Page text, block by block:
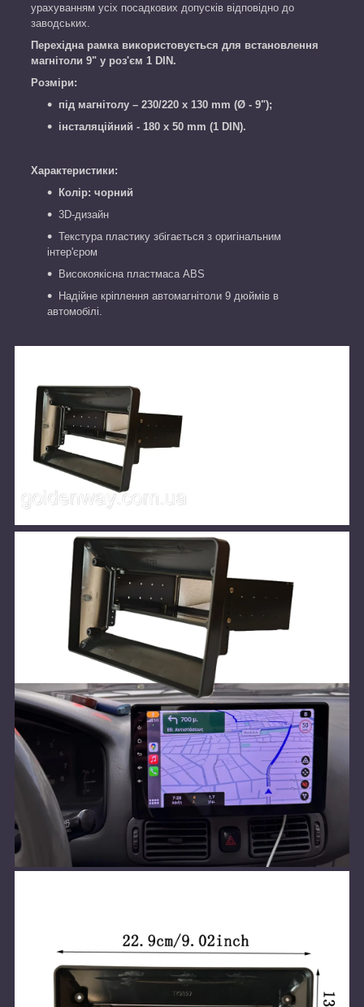
урахуванням усіх посадкових допусків відповідно до
заводських.
Перехідна рамка використовується для встановлення
магнітоли 9" у роз'єм 1 DIN.
Розміри:
під магнітолу – 230/220 х 130 mm (Ø - 9");
інсталяційний - 180 x 50 mm (1 DIN).
Характеристики:
Колір: чорний
3D-дизайн
Текстура пластику збігається з оригінальним
інтер'єром
Високоякісна пластмаса ABS
Надійне кріплення автомагнітоли 9 дюймів в
автомобілі.